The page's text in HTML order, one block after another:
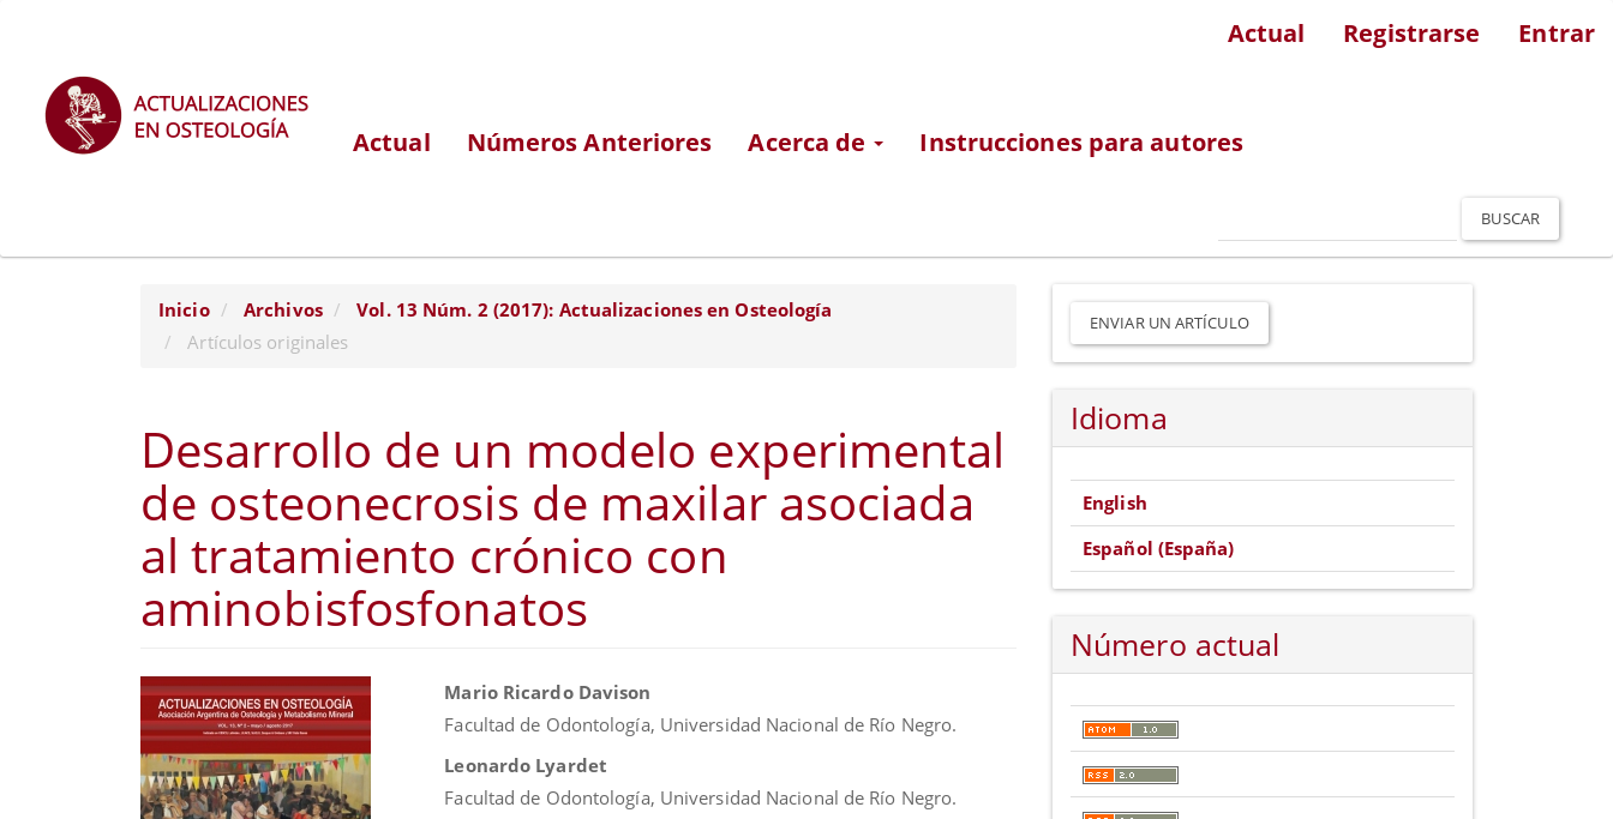
Contenido
principal
Barra
Actual Registrarse Entrar
Actual Números Anteriores Acerca de Instrucciones para autores
BUSCAR
Inicio Archivos
Vol. 13 Núm. 2 (2017): Actualizaciones en Osteología
Artículos originales
Desarrollo de un modelo experimental
de osteonecrosis de maxilar asociada
al tratamiento crónico con
aminobisfosfonatos
Barra
lateral
del
artículo
Contenido
principal
del
artículo
Mario Ricardo Davison
Facultad de Odontología, Universidad Nacional de Río Negro.
Leonardo Lyardet
Facultad de Odontología, Universidad Nacional de Río Negro.
Enviar
artículo
ENVIAR UN ARTÍCULO
Idioma
English
Español (España)
Número actual